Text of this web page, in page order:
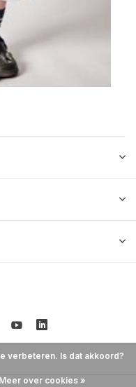
verbeteren. Is dat akkoord?
Meer over cookies »